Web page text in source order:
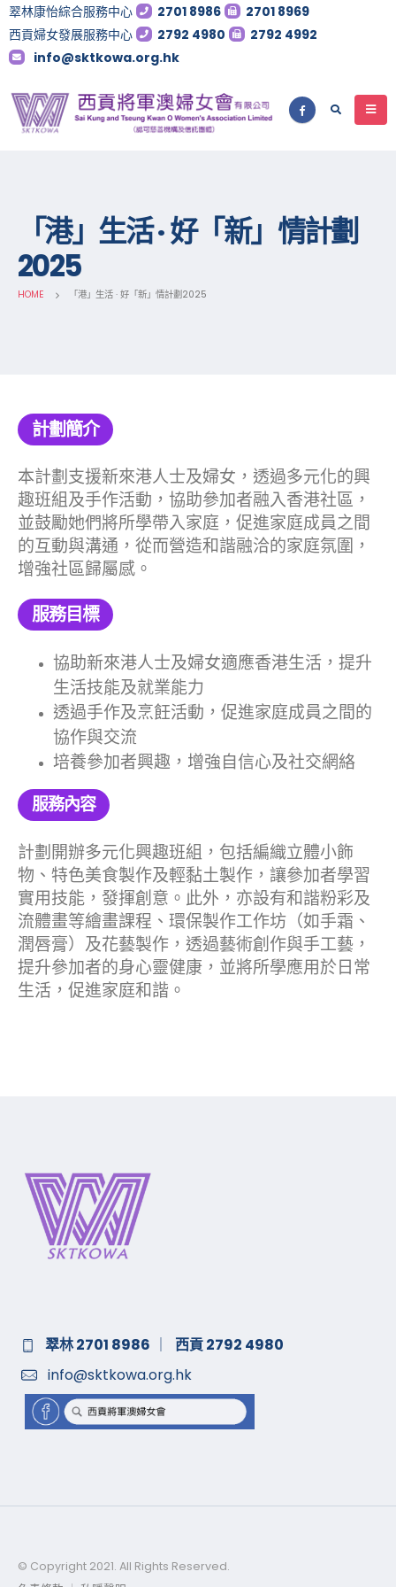
翠林康怡綜合服務中心 2701 8986
2701 8969
西貢婦女發展服務中心
2792 4980
2792 4992
info@sktkowa.org.hk
「港」生活 · 好「新」情計劃
2025
HOME 「港」生活 · 好「新」情計劃2025
計劃簡介
本計劃支援新來港人士及婦女，透過多元化的興
趣班組及手作活動，協助參加者融入香港社區，
並鼓勵她們將所學帶入家庭，促進家庭成員之間
的互動與溝通，從而營造和諧融洽的家庭氛圍，
增強社區歸屬感。
服務目標
協助新來港人士及婦女適應香港生活，提升
生活技能及就業能力
透過手作及烹飪活動，促進家庭成員之間的
協作與交流
培養參加者興趣，增強自信心及社交網絡
服務內容
計劃開辦多元化興趣班組，包括編織立體小飾
物、特色美食製作及輕黏土製作，讓參加者學習
實用技能，發揮創意。此外，亦設有和諧粉彩及
流體畫等繪畫課程、環保製作工作坊（如手霜、
潤唇膏）及花藝製作，透過藝術創作與手工藝，
提升參加者的身心靈健康，並將所學應用於日常
生活，促進家庭和諧。
翠林 2701 8986
西貢 2792 4980
info@sktkowa.org.hk
© Copyright 2021. All Rights Reserved.